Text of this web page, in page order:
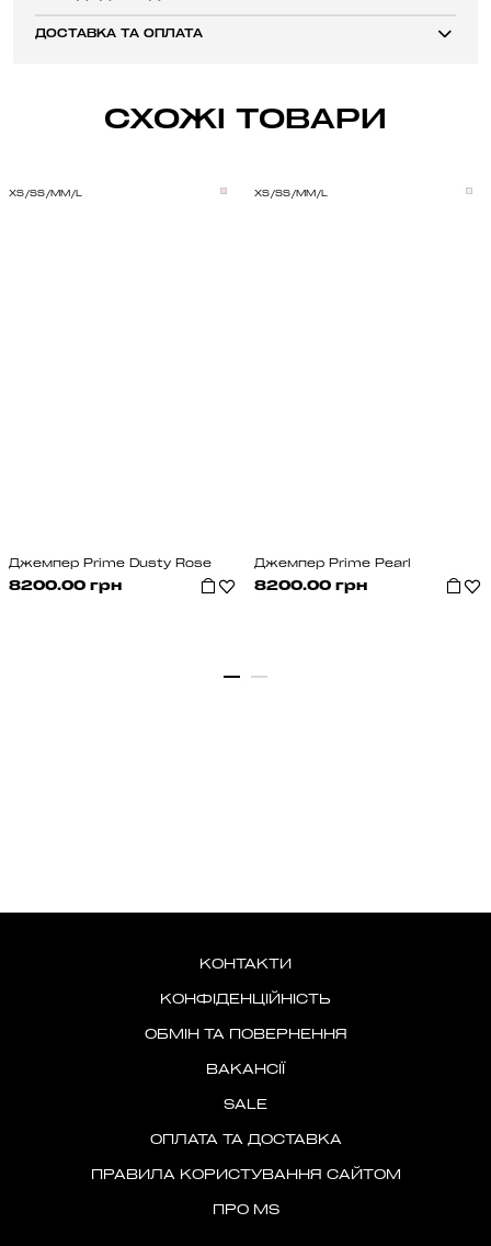
ДОСТАВКА ТА ОПЛАТА
СХОЖІ ТОВАРИ
XS/SS/M M/L
Джемпер Prime Dusty Rose
8200.00 грн
XS/SS/M M/L
Джемпер Prime Pearl
8200.00 грн
КОНТАКТИ
КОНФІДЕНЦІЙНІСТЬ
ОБМІН ТА ПОВЕРНЕННЯ
ВАКАНСІЇ
SALE
ОПЛАТА ТА ДОСТАВКА
ПРАВИЛА КОРИСТУВАННЯ САЙТОМ
ПРО MS